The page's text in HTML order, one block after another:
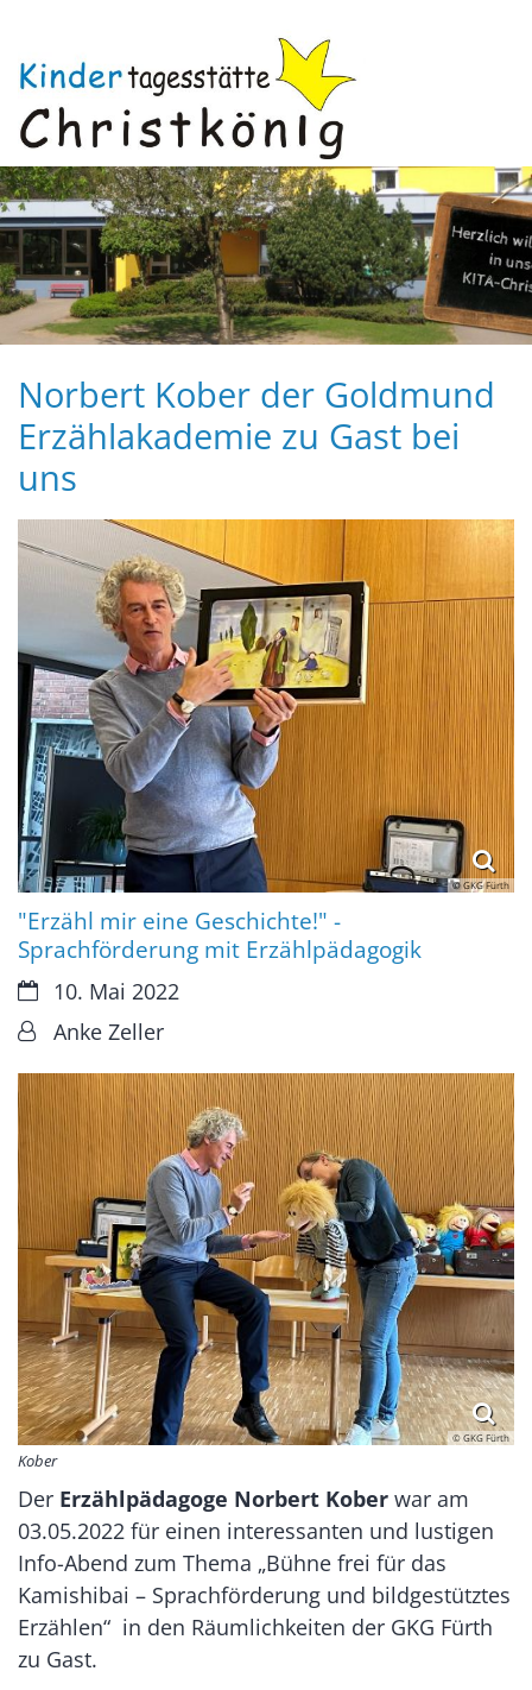
Norbert Kober der Goldmund
Erzählakademie zu Gast bei
uns
© GKG Fürth
"Erzähl mir eine Geschichte!" -
Sprachförderung mit Erzählpädagogik
Datum:10. Mai 2022
Von:Anke Zeller
© GKG Fürth
Kober
Der Erzählpädagoge Norbert Kober war am
03.05.2022 für einen interessanten und lustigen
Info-Abend zum Thema „Bühne frei für das
Kamishibai – Sprachförderung und bildgestütztes
Erzählen“ in den Räumlichkeiten der GKG Fürth
zu Gast.